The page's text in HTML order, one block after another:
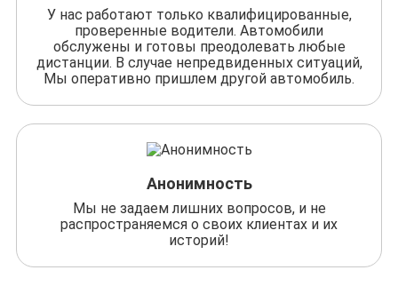
У нас работают только квалифицированные,
проверенные водители. Автомобили
обслужены и готовы преодолевать любые
дистанции. В случае непредвиденных ситуаций,
Мы оперативно пришлем другой автомобиль.
Анонимность
Мы не задаем лишних вопросов, и не
распространяемся о своих клиентах и их
историй!